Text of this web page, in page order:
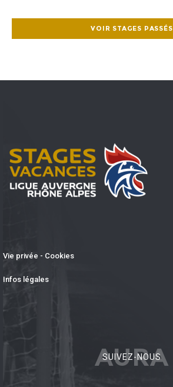
VOIR STAGES PASSÉS
Vie privée - Cookies
Infos légales
AURA
SUIVEZ-NOUS